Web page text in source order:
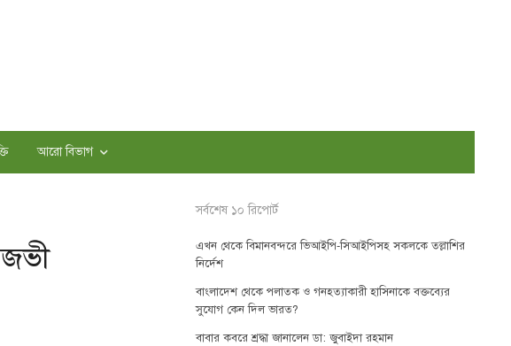
আরো বিভাগ
সর্বশেষ ১০ রিপোর্ট
এখন থেকে বিমানবন্দরে ভিআইপি-সিআইপিসহ সকলকে তল্লাশির
নির্দেশ
বাংলাদেশ থেকে পলাতক ও গনহত্যাকারী হাসিনাকে বক্তব্যের
সুযোগ কেন দিল ভারত?
বাবার কবরে শ্রদ্ধা জানালেন ডা: জুবাইদা রহমান